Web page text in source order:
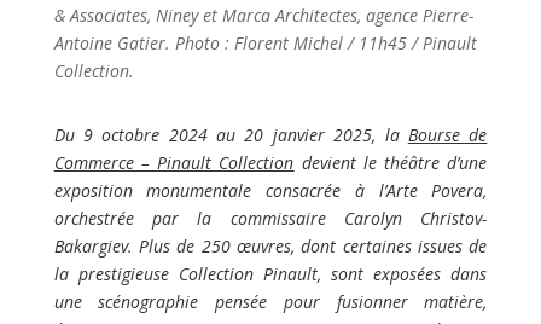
& Associates, Niney et Marca Architectes, agence Pierre-
Antoine Gatier. Photo : Florent Michel / 11h45 / Pinault
Collection.
Du 9 octobre 2024 au 20 janvier 2025, la Bourse de
Commerce – Pinault Collection devient le théâtre d’une
exposition monumentale consacrée à l’Arte Povera,
orchestrée par la commissaire Carolyn Christov-
Bakargiev. Plus de 250 œuvres, dont certaines issues de
la prestigieuse Collection Pinault, sont exposées dans
une scénographie pensée pour fusionner matière,